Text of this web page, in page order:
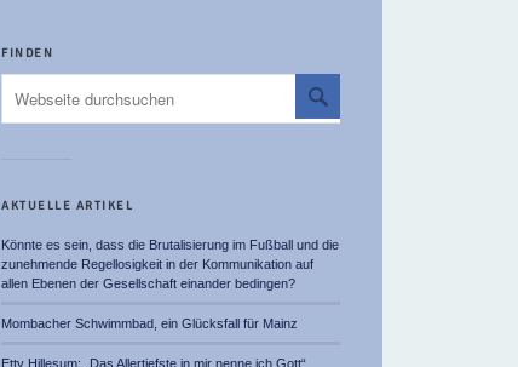
FINDEN
AKTUELLE ARTIKEL
Könnte es sein, dass die Brutalisierung im Fußball und die
zunehmende Regellosigkeit in der Kommunikation auf
allen Ebenen der Gesellschaft einander bedingen?
Mombacher Schwimmbad, ein Glücksfall für Mainz
Etty Hillesum: „Das Allertiefste in mir nenne ich Gott“